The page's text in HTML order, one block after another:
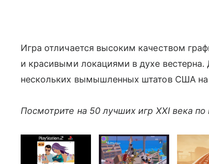
Игра отличается высоким качеством
и красивыми локациями в духе вестерна.
нескольких вымышленных штатов США на
Посмотрите на 50 лучших игр XXI века